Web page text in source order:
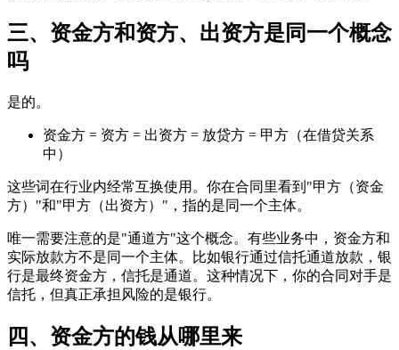
三、资金方和资方、出资方是同一个概念
吗
是的。
资金方 = 资方 = 出资方 = 放贷方 = 甲方（在借贷关系
中）
这些词在行业内经常互换使用。你在合同里看到"甲方（资金
方）"和"甲方（出资方）"，指的是同一个主体。
唯一需要注意的是"通道方"这个概念。有些业务中，资金方和
实际放款方不是同一个主体。比如银行通过信托通道放款，银
行是最终资金方，信托是通道。这种情况下，你的合同对手是
信托，但真正承担风险的是银行。
四、资金方的钱从哪里来